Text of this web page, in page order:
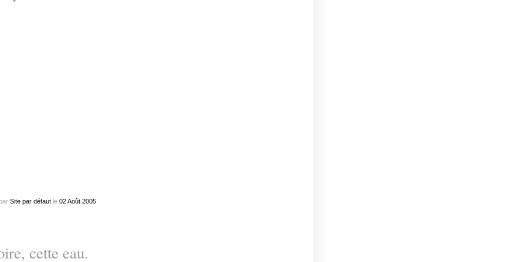
Site par défautle 02 Août 2005
cette eau.